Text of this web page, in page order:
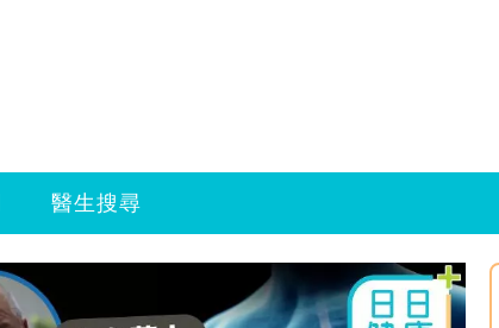
醫生搜尋